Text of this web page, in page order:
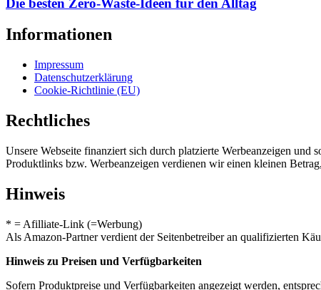
Informationen
Impressum
Datenschutzerklärung
Cookie-Richtlinie (EU)
Rechtliches
Unsere Webseite finanziert sich durch platzierte Werbeanzeigen
Produktlinks bzw. Werbeanzeigen verdienen wir einen kleinen
Hinweis
* = Afilliate-Link (=Werbung)
Als Amazon-Partner verdient der Seitenbetreiber an qualifizierten
Hinweis zu Preisen und Verfügbarkeiten
Sofern Produktpreise und Verfügbarkeiten angezeigt werden,